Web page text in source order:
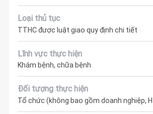
Loại thủ tục
TTHC được luật giao quy định chi tiết
Lĩnh vực thực hiện
Khám bệnh, chữa bệnh
Đối tượng thực hiện
Tổ chức (không bao gồm doanh nghiệp,